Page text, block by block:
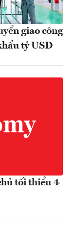
giao công
tỷ USD
tối thiểu 4